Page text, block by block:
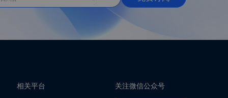
相关平台
关注微信公众号